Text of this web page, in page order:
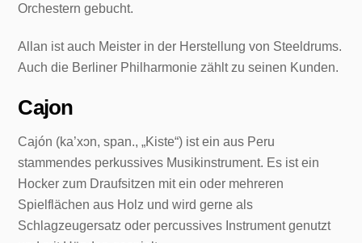
Orchestern gebucht.
Allan ist auch Meister in der Herstellung von Steeldrums.
Auch die Berliner Philharmonie zählt zu seinen Kunden.
Cajon
Cajón (ka’xɔn, span., „Kiste“) ist ein aus Peru
stammendes perkussives Musikinstrument. Es ist ein
Hocker zum Draufsitzen mit ein oder mehreren
Spielflächen aus Holz und wird gerne als
Schlagzeugersatz oder percussives Instrument genutzt